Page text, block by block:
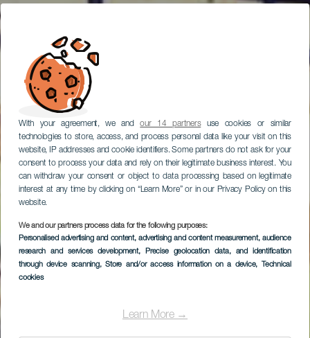
With your agreement, we andour 14 partnersuse cookies or similar
technologies to store, access, and process personal data like your visit on this
website, IP addresses and cookie identifiers. Some partners do not ask for your
consent to process your data and rely on their legitimate business interest. You
can withdraw your consent or object to data processing based on legitimate
interest at any time by clicking on “Learn More” or in our Privacy Policy on this
website.
We and our partners process data for the following purposes:
Personalised advertising and content, advertising and content measurement, audience
research and services development, Precise geolocation data, and identification
through device scanning, Store and/or access information on a device, Technical
cookies
Learn More →